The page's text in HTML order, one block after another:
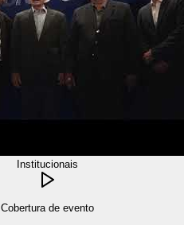
Institucionais
Cobertura de evento